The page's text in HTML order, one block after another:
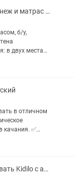
Продам детский манеж и матрас б/у
б/у,
в двух местах
большей
в отличном
качания. ✅
музыку с
Продам манеж-кровать Kidilo с автоукачиванием